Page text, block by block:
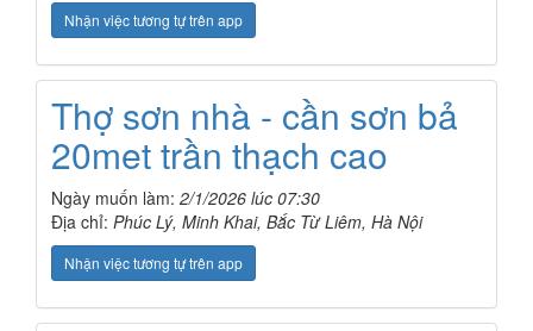
Nhận việc tương tự trên app
Thợ sơn nhà - cần sơn bả
20met trần thạch cao
Ngày muốn làm: 2/1/2026 lúc 07:30
Địa chỉ: Phúc Lý, Minh Khai, Bắc Từ Liêm, Hà Nội
Nhận việc tương tự trên app